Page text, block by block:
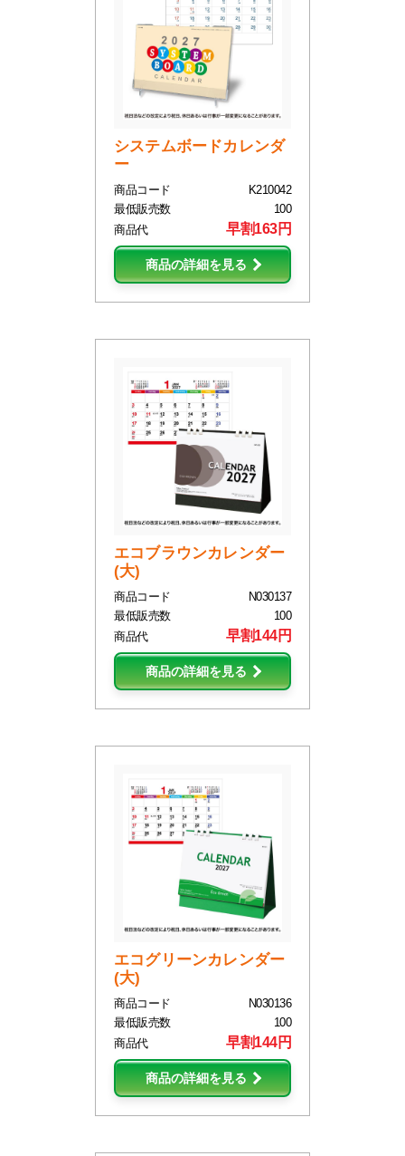
システムボードカレンダ
ー
商品コード
K210042
最低販売数
100
商品代
早割163円
商品の詳細を見る
エコブラウンカレンダー
(大)
商品コード
N030137
最低販売数
100
商品代
早割144円
商品の詳細を見る
エコグリーンカレンダー
(大)
商品コード
N030136
最低販売数
100
商品代
早割144円
商品の詳細を見る